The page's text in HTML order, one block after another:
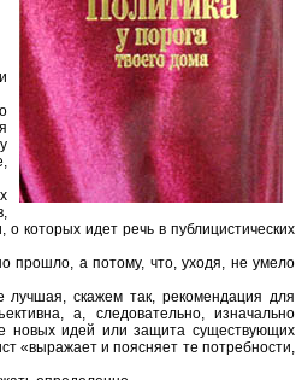
которых идет речь в публицистических
прошло, а потому, что, уходя, не умело
скажем так, рекомендация для
а, следовательно, изначально
новых идей или защита существующих
«выражает и поясняет те потребности,